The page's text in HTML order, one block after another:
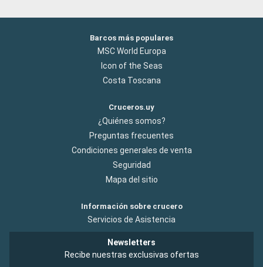
Barcos más populares
MSC World Europa
Icon of the Seas
Costa Toscana
Cruceros.uy
¿Quiénes somos?
Preguntas frecuentes
Condiciones generales de venta
Seguridad
Mapa del sitio
Información sobre crucero
Servicios de Asistencia
Newsletters
Recibe nuestras exclusivas ofertas